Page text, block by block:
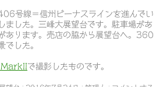
号線＝信州ビーナスラインを進んでい
ました。三峰大展望台です。駐車場があ
あります。売店の脇から展望台へ。360
でした。
MarkIIで撮影したものです。